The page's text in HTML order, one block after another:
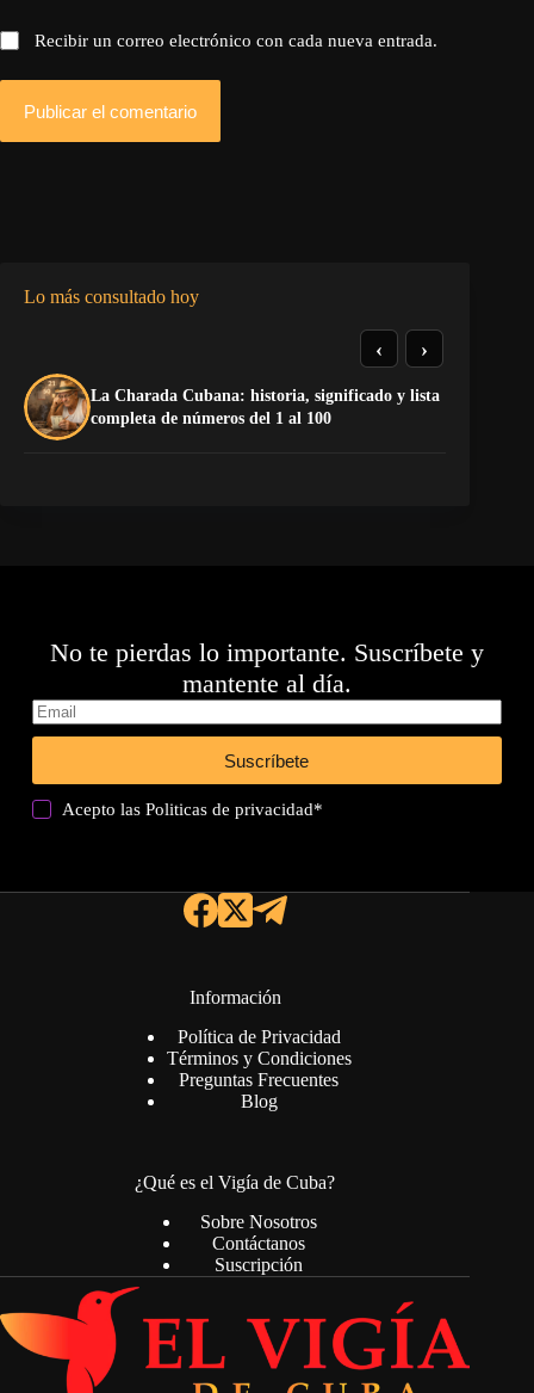
Recibir un correo electrónico con cada nueva entrada.
Publicar el comentario
Lo más consultado hoy
La Charada Cubana: historia, significado y lista
completa de números del 1 al 100
‹ ›
No te pierdas lo importante. Suscríbete y
mantente al día.
Suscríbete
Acepto lasPoliticas de privacidad*
Información
Política de Privacidad
Términos y Condiciones
Preguntas Frecuentes
Blog
¿Qué es el Vigía de Cuba?
Sobre Nosotros
Contáctanos
Suscripción